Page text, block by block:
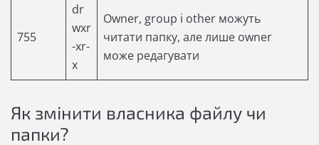
755
dr
wxr
-xr-
x
Owner, group і other можуть
читати папку, але лише owner
може редагувати
Як змінити власника файлу чи
папки?